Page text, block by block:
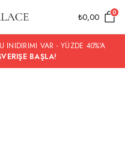
₺0,00 0
INIDIRIMI VAR - YÜZDE 40%'A
BAŞLA!